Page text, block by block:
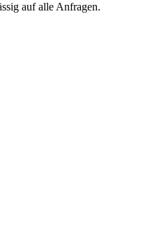
auf alle Anfragen.